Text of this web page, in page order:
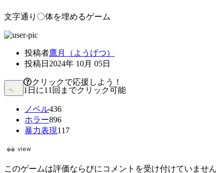
文字通り〇体を埋めるゲーム
投稿者鷹月（ようげつ）
投稿日 2024年 10月 05日
クリックで応援しよう！
1日に11回までクリック可能
ノベル436
ホラー896
暴力表現117
このゲームは評価ならびにコメントを受け付けていません